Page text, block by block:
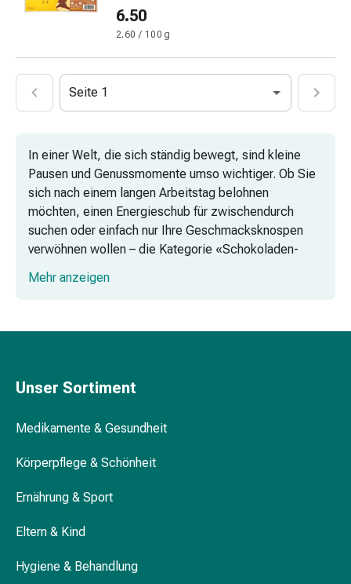
Vaginalbeschwerden
Menstruation
Vaginalgesundheit
Vitamine
Mineralstoffe
Kombipräparate
Zahn-
&
Mundgesundheit
Kariesprophylaxe
(Xerostomie)
und
Haar-
Haarausfallpräparate
Kopfläuse
&
Gesichtspflege
6.50
2.60 / 100 g
Seite 1
In einer Welt, die sich ständig bewegt, sind kleine
Pausen und Genussmomente umso wichtiger. Ob Sie
sich nach einem langen Arbeitstag belohnen
möchten, einen Energieschub für zwischendurch
suchen oder einfach nur Ihre Geschmacksknospen
verwöhnen wollen – die Kategorie «Schokoladen-
Riegel & Snacks» bietet eine Vielzahl von Optionen,
die genau das ermöglichen. Von süssen Verführungen
Mehr anzeigen
Unser Sortiment
Medikamente & Gesundheit
Körperpflege & Schönheit
Ernährung & Sport
Eltern & Kind
Hygiene & Behandlung